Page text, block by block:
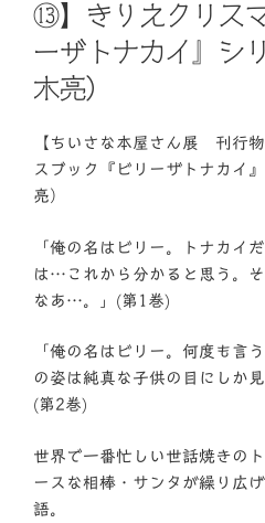
⑬】きりえクリス
ーザトナカイ』シ
木亮）
【ちいさな本屋さん展 刊行
スブック『ビリーザトナカイ
亮）
「俺の名はビリー。トナカイ
は…これから分かると思う。
なあ…。」(第1巻)
「俺の名はビリー。何度も言
の姿は純真な子供の目にしか
(第2巻)
世界で一番忙しい世話焼きの
ースな相棒・サンタが繰り広
語。